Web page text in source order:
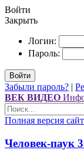
Войти
Закрыть
Логин:
Пароль:
Войти
Забыли пароль? |
ВЕК ВИДЕО
Полная версия
Человек-паук